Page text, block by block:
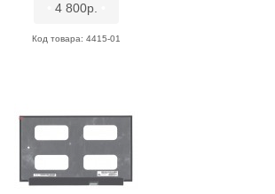
4 800р.
Код товара: 4415-01